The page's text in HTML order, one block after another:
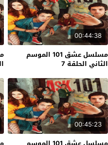
00:44:38
مسلسل عشق 101 الموسم
الثاني الحلقة 7
00:45:23